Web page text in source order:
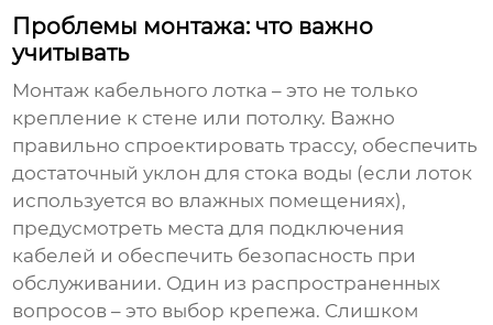
Проблемы монтажа: что важно
учитывать
Монтаж кабельного лотка – это не только
крепление к стене или потолку. Важно
правильно спроектировать трассу, обеспечить
достаточный уклон для стока воды (если лоток
используется во влажных помещениях),
предусмотреть места для подключения
кабелей и обеспечить безопасность при
обслуживании. Один из распространенных
вопросов – это выбор крепежа. Слишком